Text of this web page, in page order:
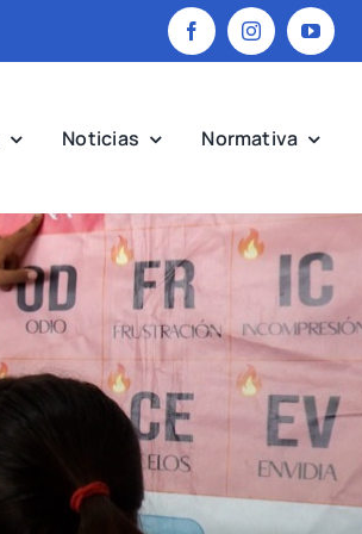
Noticias Normativa